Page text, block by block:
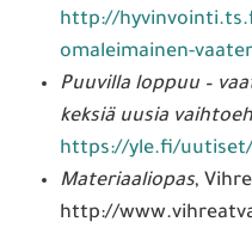
http://
omaleimainen-
Puuvilla loppuu –
keksiä uusia
https://yle.fi/uutiset/
Materiaaliopas,
http://